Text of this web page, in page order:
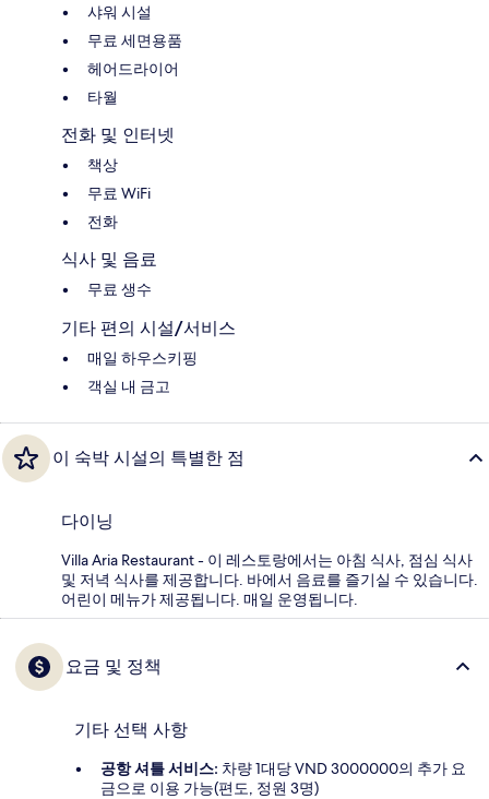
샤워 시설
무료 세면용품
헤어드라이어
타월
전화 및 인터넷
책상
무료 WiFi
전화
식사 및 음료
무료 생수
기타 편의 시설/서비스
매일 하우스키핑
객실 내 금고
이 숙박 시설의 특별한 점
다이닝
Villa Aria Restaurant - 이 레스토랑에서는 아침 식사, 점심 식사
및 저녁 식사를 제공합니다. 바에서 음료를 즐기실 수 있습니다.
어린이 메뉴가 제공됩니다. 매일 운영됩니다.
요금 및 정책
기타 선택 사항
공항 셔틀 서비스: 차량 1대당 VND 3000000의 추가 요
금으로 이용 가능(편도, 정원 3명)